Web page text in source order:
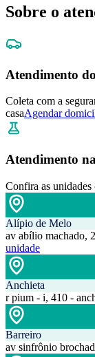
Sobre o
Atendimento
Coleta com a
casaAgendar
Atendimento
Confira as unidades
Alípio de Melo
av abílio machado,
unidade
Anchieta
r pium - i, 410 -
Barreiro
av sinfrônio